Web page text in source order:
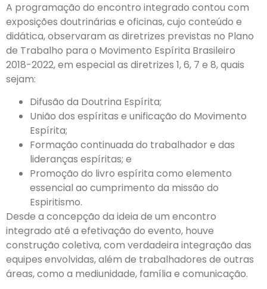
A programação do encontro integrado contou com
exposições doutrinárias e oficinas, cujo conteúdo e
didática, observaram as diretrizes previstas no Plano
de Trabalho para o Movimento Espírita Brasileiro
2018-2022, em especial as diretrizes 1, 6, 7 e 8, quais
sejam:
Difusão da Doutrina Espírita;
União dos espíritas e unificação do Movimento
Espírita;
Formação continuada do trabalhador e das
lideranças espíritas; e
Promoção do livro espírita como elemento
essencial ao cumprimento da missão do
Espiritismo.
Desde a concepção da ideia de um encontro
integrado até a efetivação do evento, houve
construção coletiva, com verdadeira integração das
equipes envolvidas, além de trabalhadores de outras
áreas, como a mediunidade, família e comunicação.